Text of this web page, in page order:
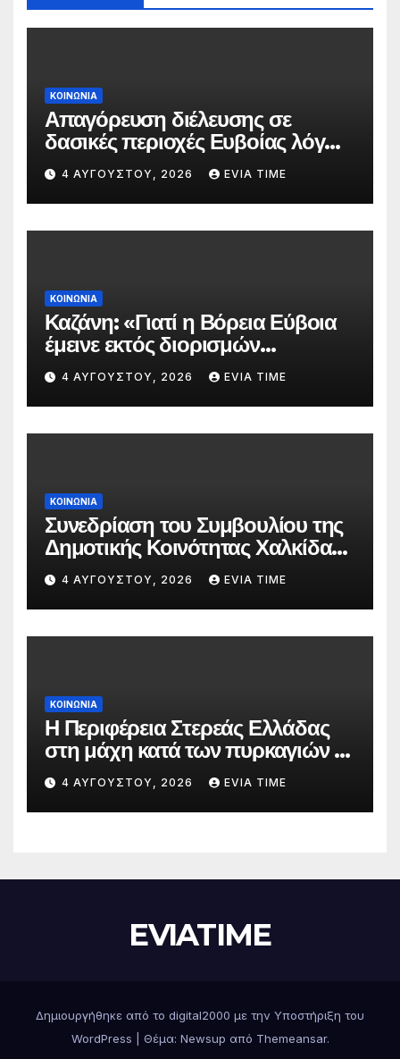
ΚΟΙΝΩΝΙΑ
Απαγόρευση διέλευσης σε
δασικές περιοχές Ευβοίας λόγω
πολύ υψηλού κινδύνου
πυρκαγιάς
4 ΑΥΓΟΎΣΤΟΥ, 2026 EVIA TIME
ΚΟΙΝΩΝΙΑ
Καζάνη: «Γιατί η Βόρεια Εύβοια
έμεινε εκτός διορισμών
δασκάλων;»
4 ΑΥΓΟΎΣΤΟΥ, 2026 EVIA TIME
ΚΟΙΝΩΝΙΑ
Συνεδρίαση του Συμβουλίου της
Δημοτικής Κοινότητας Χαλκίδας
την 5 Αυγούστου
4 ΑΥΓΟΎΣΤΟΥ, 2026 EVIA TIME
ΚΟΙΝΩΝΙΑ
Η Περιφέρεια Στερεάς Ελλάδας
στη μάχη κατά των πυρκαγιών –
Δράσεις και στήριξη σε πέντε
περιφερειακές ενότητες
4 ΑΥΓΟΎΣΤΟΥ, 2026 EVIA TIME
EVIATIME
Δημιουργήθηκε από το digital2000 με την Υποστήριξη του
WordPress
Θέμα: Newsup από Themeansar.